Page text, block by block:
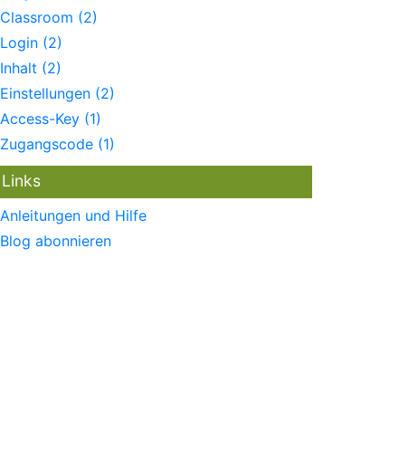
Classroom (2)
Login (2)
Inhalt (2)
Einstellungen (2)
Access-Key (1)
Zugangscode (1)
Links
Anleitungen und Hilfe
Blog abonnieren